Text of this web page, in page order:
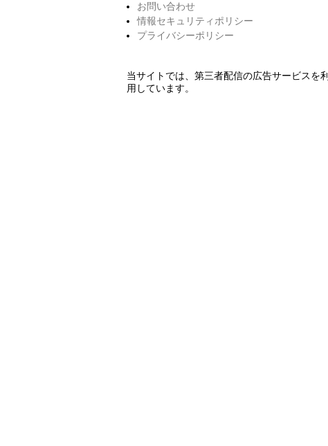
お問い合わせ
情報セキュリティポリシー
プライバシーポリシー
当サイトでは、第三者配信の広告サービスを利
用しています。